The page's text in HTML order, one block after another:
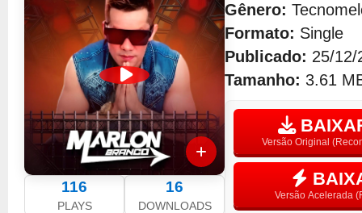
116
PLAYS
16
DOWNLOADS
Gênero:
Formato: Single
Publicado: 25/12/
Tamanho: 3.61
Versão Original
Versão Acelerada